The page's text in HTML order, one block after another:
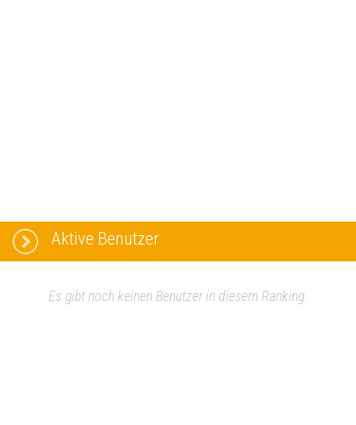
Aktive Benutzer
Es gibt noch keinen Benutzer in diesem Ranking.